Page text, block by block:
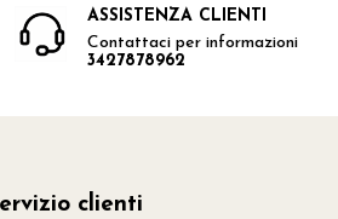
ASSISTENZA CLIENTI
Contattaci per informazioni
3427878962
clienti